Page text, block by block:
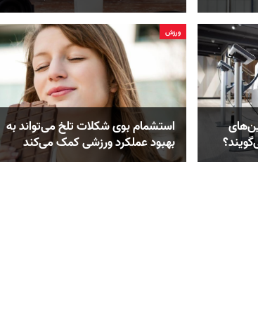
ورزش
استشمام بوی شکلات تلخ می‌تواند به
بهبود عملکرد ورزشی کمک می‌کند